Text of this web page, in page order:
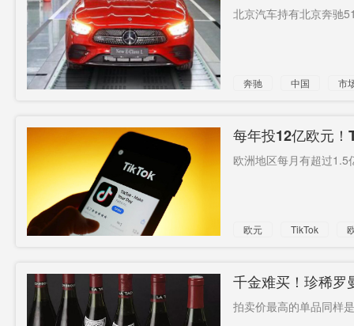
面罩
萨德
抗菌药
光亮
基尔萨奇
休斯敦总
领馆
留人
为由
智赋万企
美国军控
协定
EQS
北京汽车持有北京奔驰
奔驰 中国 市
每年投12亿欧元
欧洲地区每月有超过1.5
欧元 TikTok
千金难买！珍稀罗
拍卖价最高的单品同样